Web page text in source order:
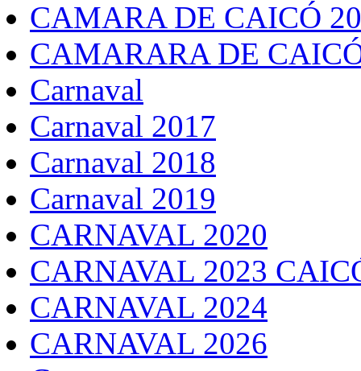
CAMARA DE CAICÓ
CAMARARA DE
Carnaval
Carnaval 2017
Carnaval 2018
Carnaval 2019
CARNAVAL 2020
CARNAVAL 2023
CARNAVAL 2024
CARNAVAL 2026